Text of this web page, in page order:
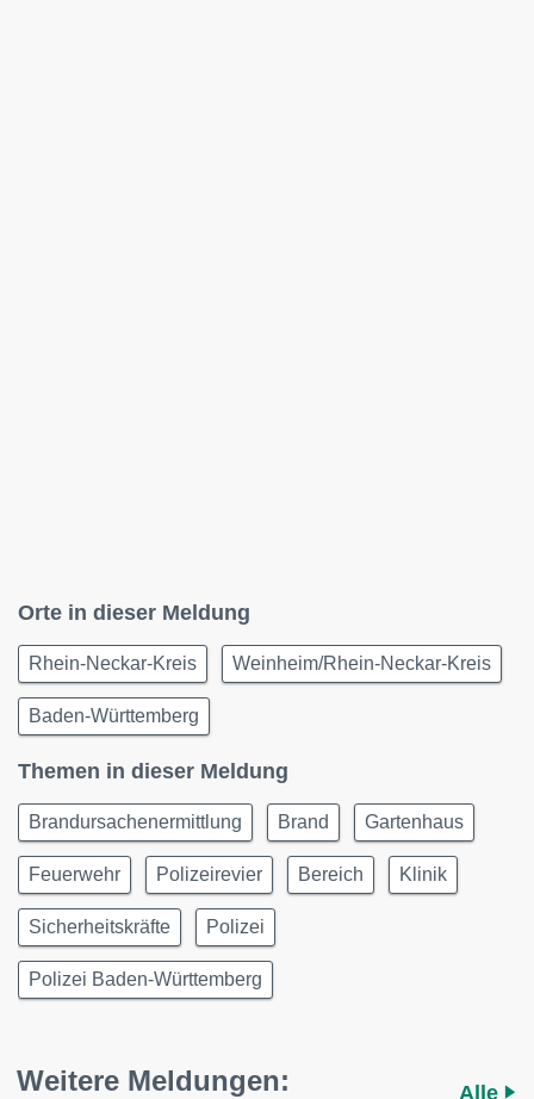
Orte in dieser Meldung
Rhein-Neckar-Kreis Weinheim/Rhein-Neckar-Kreis
Baden-Württemberg
Themen in dieser Meldung
Brandursachenermittlung Brand Gartenhaus
Feuerwehr Polizeirevier Bereich Klinik
Sicherheitskräfte Polizei
Polizei Baden-Württemberg
Weitere Meldungen:
Alle